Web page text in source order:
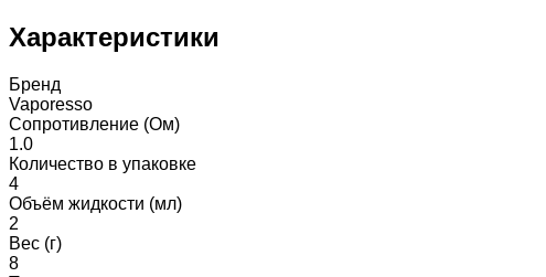
Характеристики
Бренд
Vaporesso
Сопротивление (Ом)
1.0
Количество в упаковке
4
Объём жидкости (мл)
2
Вес (г)
8